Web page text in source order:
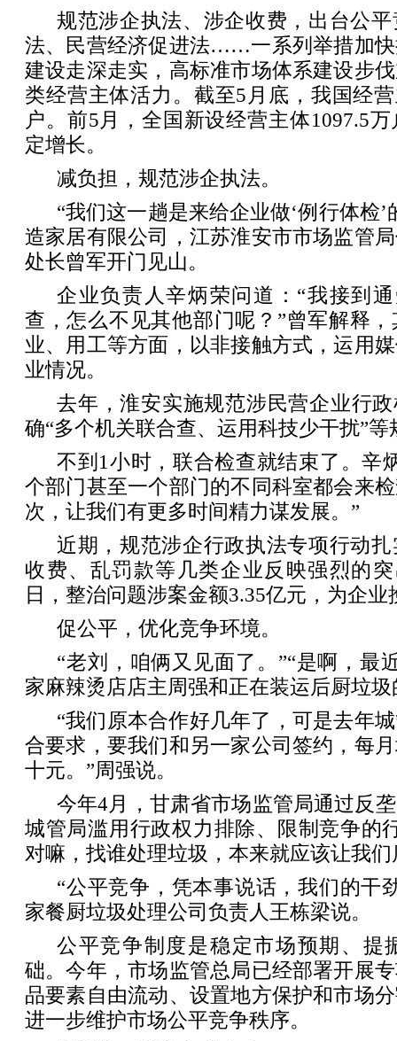
规范涉企执法、涉企收费，出台公
法、民营经济促进法……一系列举措加
建设走深走实，高标准市场体系建设步
类经营主体活力。截至5月底，我国经
户。前5月，全国新设经营主体1097.5
定增长。
减负担，规范涉企执法。
“我们这一趟是来给企业做‘例行体检
造家居有限公司，江苏淮安市市场监管
处长曾军开门见山。
企业负责人辛炳荣问道：“我接到
查，怎么不见其他部门呢？”曾军解释
业、用工等方面，以非接触方式，运用
业情况。
去年，淮安实施规范涉民营企业行
确“多个机关联合查、运用科技少干扰”等
不到1小时，联合检查就结束了。辛
个部门甚至一个部门的不同科室都会来
次，让我们有更多时间精力谋发展。”
近期，规范涉企行政执法专项行动
收费、乱罚款等几类企业反映强烈的
日，整治问题涉案金额3.35亿元，为企
促公平，优化竞争环境。
“老刘，咱俩又见面了。”“是啊，最
家麻辣烫店店主周强和正在装运后厨垃
“我们原本合作好几年了，可是去年
合要求，要我们和另一家公司签约，每
十元。”周强说。
今年4月，甘肃省市场监管局通过反
城管局滥用行政权力排除、限制竞争的
对嘛，找谁处理垃圾，本来就应该让我
“公平竞争，凭本事说话，我们的干
家餐厨垃圾处理公司负责人王栋梁说。
公平竞争制度是稳定市场预期、提
础。今年，市场监管总局已经部署开展
品要素自由流动、设置地方保护和市场
进一步维护市场公平竞争秩序。